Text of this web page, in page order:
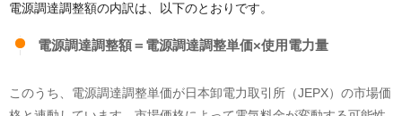
った…
ペコポコニコ
温室効果ガス排出量
0.0kg
電源調達調整額の内訳は、以下のとおりです。
電源調達調整額＝電源調達調整単価×使用電力量
このうち、電源調達調整単価が日本卸電力取引所（JEPX）の市場価